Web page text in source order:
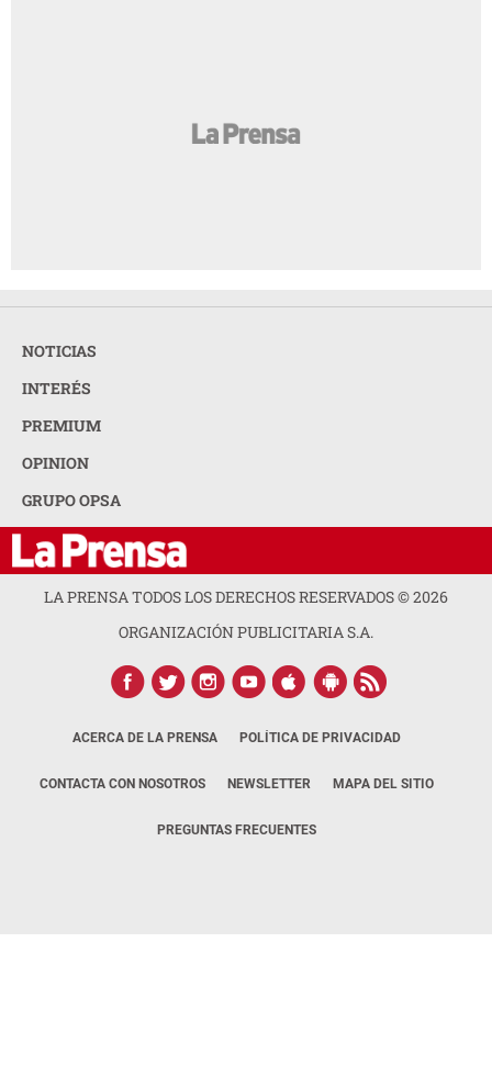
NOTICIAS
INTERÉS
PREMIUM
OPINION
GRUPO OPSA
LA PRENSA TODOS LOS DERECHOS RESERVADOS ©2026
ORGANIZACIÓN PUBLICITARIA S.A.
ACERCA DE LA PRENSA POLÍTICA DE PRIVACIDAD
CONTACTA CON NOSOTROS NEWSLETTER MAPA DEL SITIO
PREGUNTAS FRECUENTES